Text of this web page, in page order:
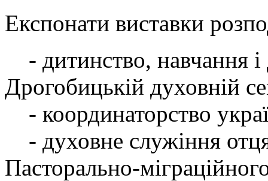
Експонати виставки
- дитинство, навчання
Дрогобицькій духовній
- координаторство
- духовне служіння
Пасторально-